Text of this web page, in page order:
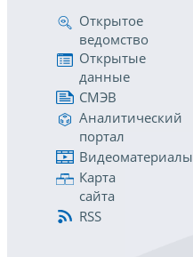
Открытое
ведомство
Открытые
данные
СМЭВ
Аналитический
портал
Видеоматериалы
Карта
сайта
RSS